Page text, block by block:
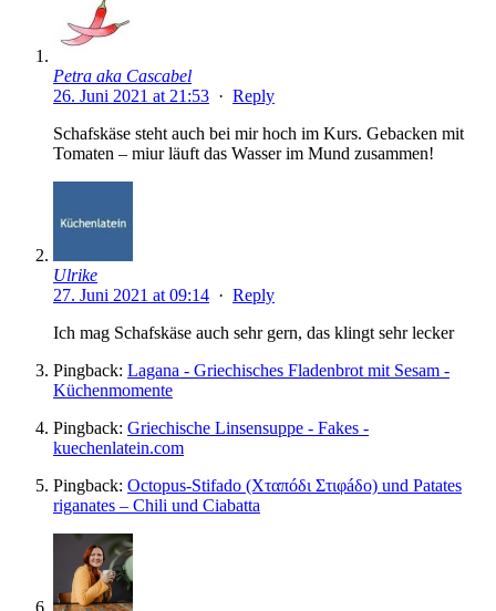
Petra aka Cascabel
26. Juni 2021 at 21:53 · Reply
Schafskäse steht auch bei mir hoch im Kurs. Gebacken mit
Tomaten – miur läuft das Wasser im Mund zusammen!
Ulrike
27. Juni 2021 at 09:14 · Reply
Ich mag Schafskäse auch sehr gern, das klingt sehr lecker
Pingback: Lagana - Griechisches Fladenbrot mit Sesam -
Küchenmomente
Pingback: Griechische Linsensuppe - Fakes -
kuechenlatein.com
Pingback: Octopus-Stifado (Χταπóδι Στιφáδο) und Patates
riganates – Chili und Ciabatta